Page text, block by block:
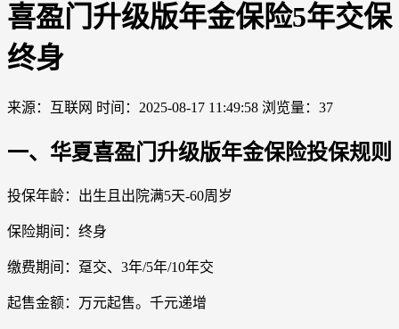
喜盈门升级版年金保险5年交保
终身
来源：互联网 时间：2025-08-17 11:49:58 浏览量：37
一、华夏喜盈门升级版年金保险投保规则
投保年龄：出生且出院满5天-60周岁
保险期间：终身
缴费期间：趸交、3年/5年/10年交
起售金额：万元起售。千元递增